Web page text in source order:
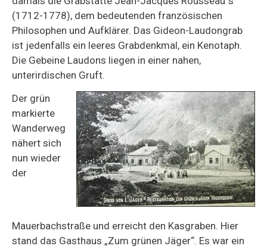
(1712-1778), dem bedeutenden französischen
Philosophen und Aufklärer. Das Gideon-Laudongrab
ist jedenfalls ein leeres Grabdenkmal, ein Kenotaph.
Die Gebeine Laudons liegen in einer nahen,
unterirdischen Gruft.
Der grün
markierte
Wanderweg
nähert sich
nun wieder
der
Mauerbachstraße und erreicht den Kasgraben. Hier
stand das Gasthaus „Zum grünen Jäger“. Es war ein